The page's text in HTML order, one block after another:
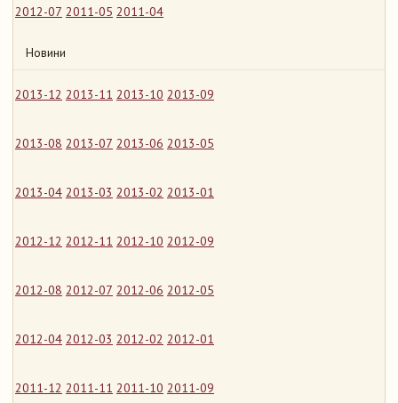
2012-07 2011-05 2011-04
Новини
2013-12 2013-11 2013-10 2013-09
2013-08 2013-07 2013-06 2013-05
2013-04 2013-03 2013-02 2013-01
2012-12 2012-11 2012-10 2012-09
2012-08 2012-07 2012-06 2012-05
2012-04 2012-03 2012-02 2012-01
2011-12 2011-11 2011-10 2011-09